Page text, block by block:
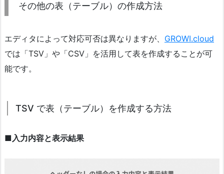
その他の表（テーブル）の作成方法
エディタによって対応可否は異なりますが、 GROWI.cloud
では「TSV」や「CSV」を活用して表を作成することが可
能です。
TSV で表（テーブル）を作成する方法
■入力内容と表示結果